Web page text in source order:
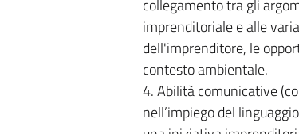
collegamento tra gli
imprenditoriale e alle
dell'imprenditore, le
contesto ambientale.
4. Abilità comunicative
nell’impiego del